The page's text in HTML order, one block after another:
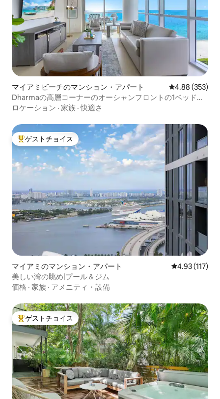
マイアミビーチのマンション・アパート レビュー353
4.88 (353)
Dharmaの高層コーナーのオーシャンフロントの1ベッドル
ームのアパート
ロケーション · 家族 ·快適さ
大好評のゲストチョイスです。
ゲストチョイス
マイアミのマンション・アパート レビュー117
4.93 (117)
美しい湾の眺め|プール＆ジム
価格 · 家族 · アメニティ・設備
大好評のゲストチョイスです。
ゲストチョイス